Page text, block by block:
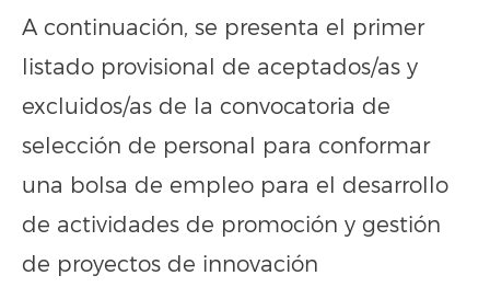
A continuación, se presenta el primer
listado provisional de aceptados/as y
excluidos/as de la convocatoria de
selección de personal para conformar
una bolsa de empleo para el desarrollo
de actividades de promoción y gestión
de proyectos de innovación